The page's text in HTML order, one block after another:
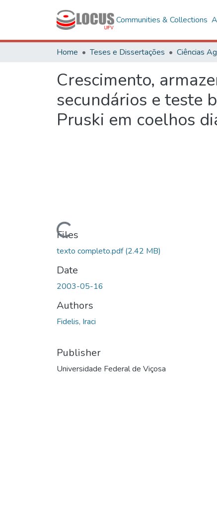
Communities & Collections
Home Teses e Dissertações Ciências
Crescimento,
secundários e teste
Pruski em coelhos
Loading...
Files
texto completo.pdf(2.42 MB)
Date
2003-05-16
Authors
Fidelis, Iraci
Publisher
Universidade Federal de Viçosa